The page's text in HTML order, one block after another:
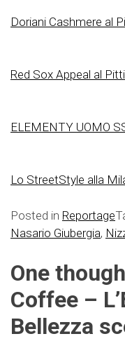
Doriani Cashmere al
Red Sox Appeal al
ELEMENTY UOMO
Lo StreetStyle alla
Posted in Reportage
Nasario Giubergia,
One
Coffee –
Bellezza